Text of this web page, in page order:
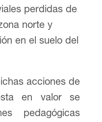
perdidas de
norte y
en el suelo del
acciones de
en valor se
pedagógicas